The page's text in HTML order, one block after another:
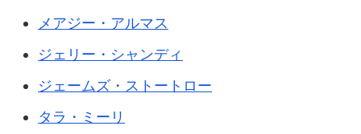
メアジー・アルマス
ジェリー・シャンディ
ジェームズ・ストートロー
タラ・ミーリ